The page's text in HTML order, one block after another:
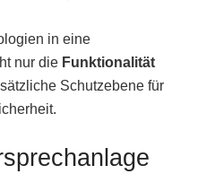
in eine
nur die Funktionalität
Schutzebene für